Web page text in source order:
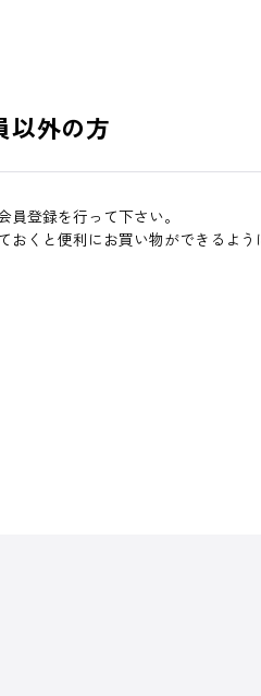
以外の方
登録を行って下さい。
くと便利にお買い物ができるよう